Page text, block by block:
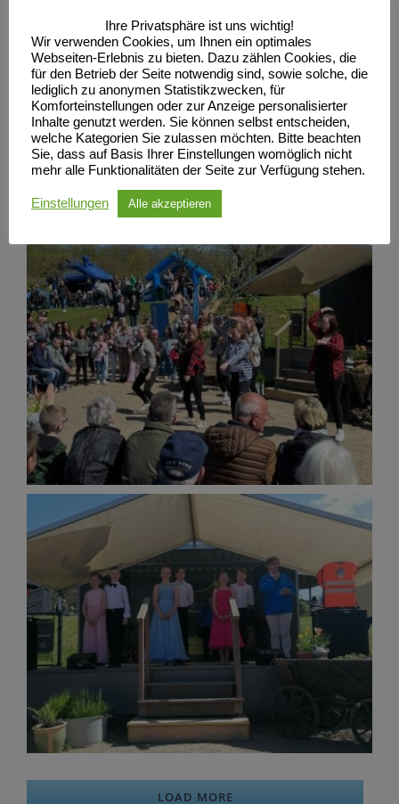
LOAD MORE
Ihre Privatsphäre ist uns wichtig!
Wir verwenden Cookies, um Ihnen ein optimales
Webseiten-Erlebnis zu bieten. Dazu zählen Cookies, die
für den Betrieb der Seite notwendig sind, sowie solche, die
lediglich zu anonymen Statistikzwecken, für
Komforteinstellungen oder zur Anzeige personalisierter
Inhalte genutzt werden. Sie können selbst entscheiden,
welche Kategorien Sie zulassen möchten. Bitte beachten
Sie, dass auf Basis Ihrer Einstellungen womöglich nicht
mehr alle Funktionalitäten der Seite zur Verfügung stehen.
Einstellungen Alle akzeptieren